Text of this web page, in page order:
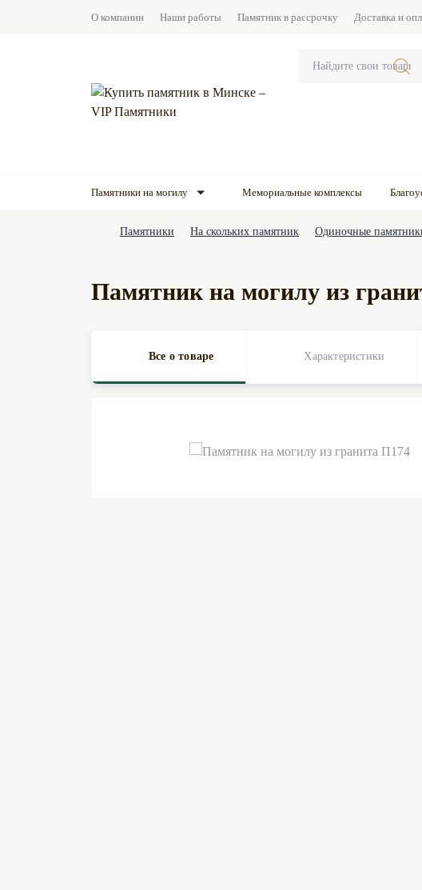
О компании Наши работы Памятник в рассрочку Доставка и
Памятники на могилу Мемориальные комплексы
Памятники На скольких памятник Одиночные
Памятник на могилу из
Все о товаре Характеристики